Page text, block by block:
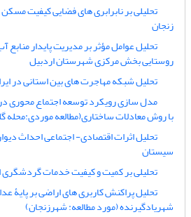
تحلیلی بر نابرابری های فضایی کیفیت
زنجان
تحلیل عوامل مؤثر بر مدیریت پایدار
روستایی بخش مرکزی شهرستان اردبیل
تحلیل شبکه مهاجرت های بین استانی در ایران (90-
مدل سازی رویکرد توسعه اجتماع محوری
با روش معادلات ساختاری(مطالعه موردی:محله
تحلیل اثرات اقتصادی- اجتماعی احداث
سیستان
تحلیلی بر کمیت و کیفیت خدمات گردشگری
تحلیل پراکنش کاربری های اراضی بر پایۀ
شهریادگیرنده (مورد مطالعه: شهرزنجان)